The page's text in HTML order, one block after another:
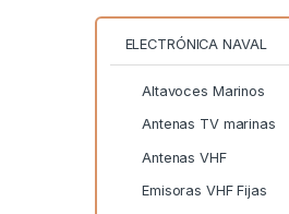
ELECTRÓNICA NAVAL
Altavoces Marinos
Antenas TV marinas
Antenas VHF
Emisoras VHF Fijas